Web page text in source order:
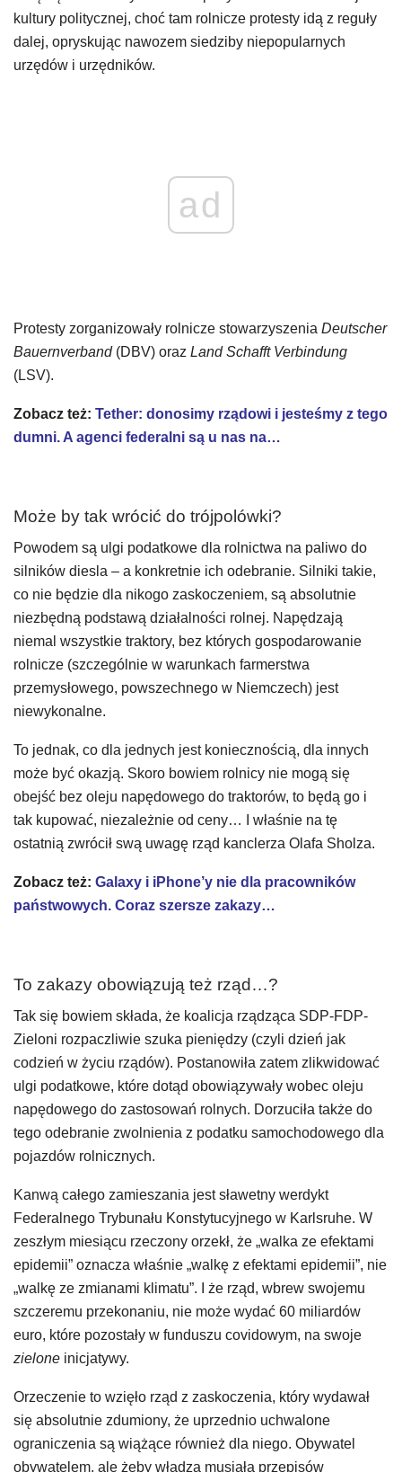
kultury politycznej, choć tam rolnicze protesty idą z reguły
dalej, opryskując nawozem siedziby niepopularnych
urzędów i urzędników.
ad
Protesty zorganizowały rolnicze stowarzyszenia Deutscher
Bauernverband(DBV) oraz Land Schafft Verbindung
(LSV).
Zobacz też: Tether: donosimy rządowi i jesteśmy z tego
dumni. A agenci federalni są u nas na…
Może by tak wrócić do trójpolówki?
Powodem są ulgi podatkowe dla rolnictwa na paliwo do
silników diesla – a konkretnie ich odebranie. Silniki takie,
co nie będzie dla nikogo zaskoczeniem, są absolutnie
niezbędną podstawą działalności rolnej. Napędzają
niemal wszystkie traktory, bez których gospodarowanie
rolnicze (szczególnie w warunkach farmerstwa
przemysłowego, powszechnego w Niemczech) jest
niewykonalne.
To jednak, co dla jednych jest koniecznością, dla innych
może być okazją. Skoro bowiem rolnicy nie mogą się
obejść bez oleju napędowego do traktorów, to będą go i
tak kupować, niezależnie od ceny… I właśnie na tę
ostatnią zwrócił swą uwagę rząd kanclerza Olafa Sholza.
Zobacz też: Galaxy i iPhone’y nie dla pracowników
państwowych. Coraz szersze zakazy…
To zakazy obowiązują też rząd…?
Tak się bowiem składa, że koalicja rządząca SDP-FDP-
Zieloni rozpaczliwie szuka pieniędzy (czyli dzień jak
codzień w życiu rządów). Postanowiła zatem zlikwidować
ulgi podatkowe, które dotąd obowiązywały wobec oleju
napędowego do zastosowań rolnych. Dorzuciła także do
tego odebranie zwolnienia z podatku samochodowego dla
pojazdów rolnicznych.
Kanwą całego zamieszania jest sławetny werdykt
Federalnego Trybunału Konstytucyjnego w Karlsruhe. W
zeszłym miesiącu rzeczony orzekł, że „walka ze efektami
epidemii” oznacza właśnie „walkę z efektami epidemii”, nie
„walkę ze zmianami klimatu”. I że rząd, wbrew swojemu
szczeremu przekonaniu, nie może wydać 60 miliardów
euro, które pozostały w funduszu covidowym, na swoje
zielone inicjatywy.
Orzeczenie to wzięło rząd z zaskoczenia, który wydawał
się absolutnie zdumiony, że uprzednio uchwalone
ograniczenia są wiążące również dla niego. Obywatel
obywatelem, ale żeby władza musiała przepisów